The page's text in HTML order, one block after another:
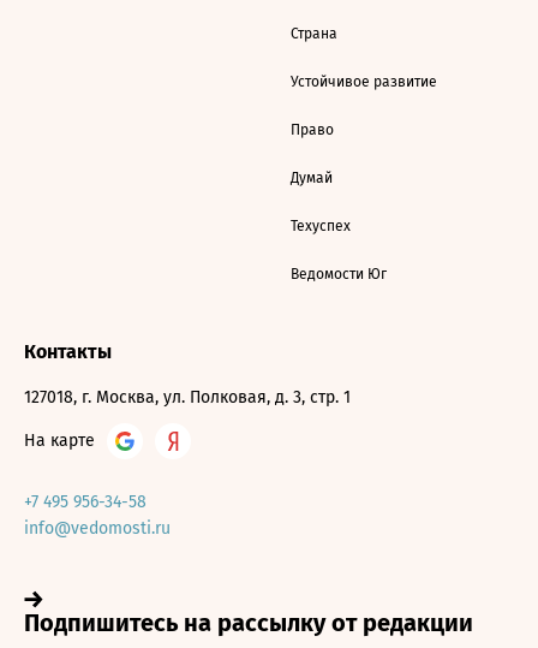
Страна
Устойчивое развитие
Право
Думай
Техуспех
Ведомости Юг
Контакты
127018, г. Москва, ул. Полковая, д. 3, стр. 1
На карте
+7 495 956-34-58
info@vedomosti.ru